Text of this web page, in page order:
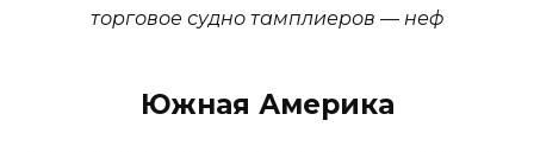
торговое судно тамплиеров — неф
Южная Америка